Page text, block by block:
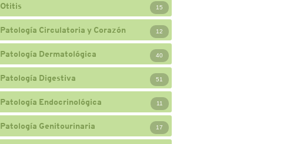
Otitis 15
Patología Circulatoria y Corazón 12
Patología Dermatológica 40
Patología Digestiva 51
Patología Endocrinológica 11
Patología Genitourinaria 17